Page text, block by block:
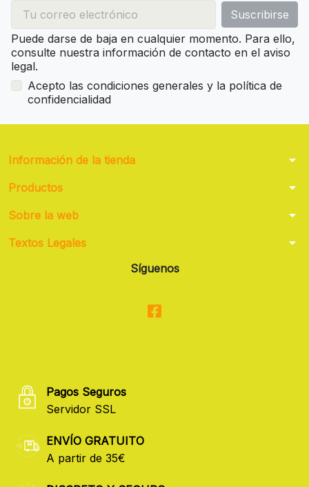
Puede darse de baja en cualquier momento. Para ello,
consulte nuestra información de contacto en el aviso
legal.
Acepto las condiciones generales y la política de
confidencialidad
Información de la tienda arrow_drop_down
Productos arrow_drop_down
Sobre la web arrow_drop_down
Textos Legales arrow_drop_down
Síguenos
Pagos Seguros
Servidor SSL
ENVÍO GRATUITO
A partir de 35€